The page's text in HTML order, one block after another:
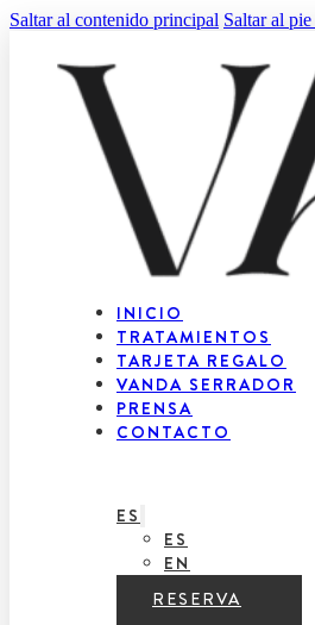
Saltar al contenido principal Saltar al
INICIO
TRATAMIENTOS
TARJETA REGALO
VANDA SERRADOR
PRENSA
CONTACTO
ES
ES
EN
RESERVA